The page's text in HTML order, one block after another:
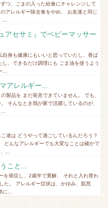
つ、ごまの入った給食にチャレンジして
アレルギー除去食をやめ、 お友達と同じ
...
アセサミ』でベビーマッサー
身も健康にもいいと思っていたし、香ば
、できるだけ調理にも ごま油を使うよう
...
アレルギー...
製品を まだ発見できていません。 でも、
そんなとき我が家で活躍しているのが、
...
達は どうやって過ごしているんだろう？
どんなアレルギーでも大変なことは確かで
...
こと...
を発症し、2歳半で寛解、 それと入れ替わ
た。 アレルギー症状は、かゆみ、肌荒
に...